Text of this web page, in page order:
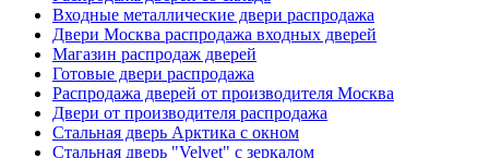
Входные металлические двери распродажа
Двери Москва распродажа входных дверей
Магазин распродаж дверей
Готовые двери распродажа
Распродажа дверей от производителя Москва
Двери от производителя распродажа
Стальная дверь Арктика с окном
Стальная дверь "Velvet" с зеркалом